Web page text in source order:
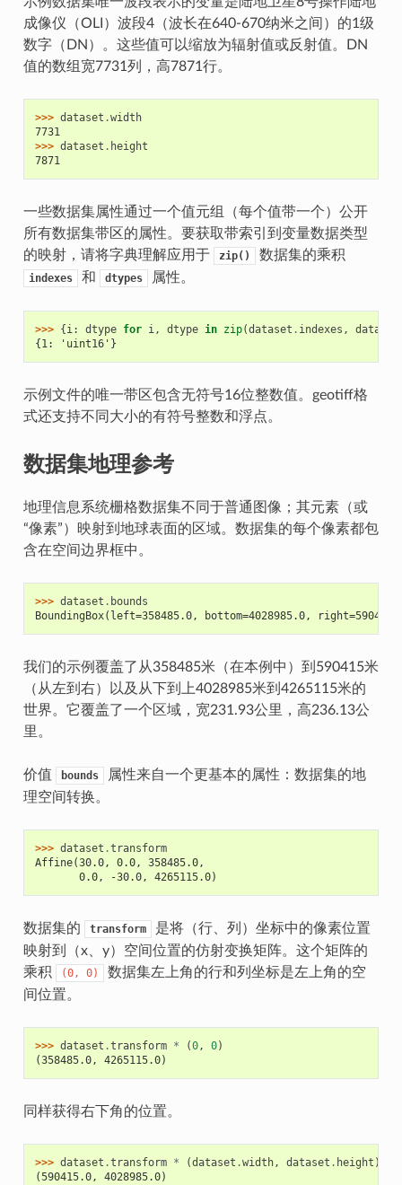
成像仪（OLI）波段4（波长在640-670纳米之间）的1级
数字（DN）。这些值可以缩放为辐射值或反射值。DN
值的数组宽7731列，高7871行。
>>> dataset .width
7731
>>> dataset . height
7871
一些数据集属性通过一个值元组（每个值带一个）公开
所有数据集带区的属性。要获取带索引到变量数据类型
的映射，请将字典理解应用于
zip() 数据集的乘积
indexes 和 dtypes 属性。
>>> { i: dtype for i, dtype in zip(dataset . indexes , dataset
{1: 'uint16'}
示例文件的唯一带区包含无符号16位整数值。geotiff格
式还支持不同大小的有符号整数和浮点。
数据集地理参考
地理信息系统栅格数据集不同于普通图像；其元素（或
“像素”）映射到地球表面的区域。数据集的每个像素都包
含在空间边界框中。
>>> dataset . bounds
BoundingBox(left=358485.0, bottom=4028985.0,
我们的示例覆盖了从358485米（在本例中）到590415米
（从左到右）以及从下到上4028985米到4265115米的
世界。它覆盖了一个区域，宽231.93公里，高236.13公
里。
价值 bounds
属性来自一个更基本的属性：数据集的地
理空间转换。
>>> dataset .transform
Affine(30.0, 0.0, 358485.0,
       0.0, -30.0, 4265115.0)
数据集的 transform
是将（行、列）坐标中的像素位置
映射到（x、y）空间位置的仿射变换矩阵。这个矩阵的
乘积
(0, 0)
数据集左上角的行和列坐标是左上角的空
间位置。
>>> dataset .transform * (0, 0)
(358485.0, 4265115.0)
同样获得右下角的位置。
>>> dataset .transform * (dataset .width, dataset . height )
(590415.0, 4028985.0)